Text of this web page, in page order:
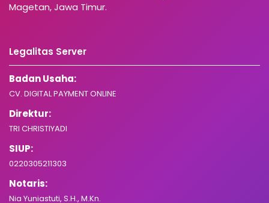
Magetan, Jawa Timur.
Legalitas Server
Badan Usaha:
CV. DIGITAL PAYMENT ONLINE
Direktur:
TRI CHRISTIYADI
SIUP:
0220305211303
Notaris:
Nia Yuniastuti, S.H., M.Kn.